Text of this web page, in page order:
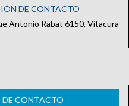
DE CONTACTO
Antonio Rabat 6150, Vitacura
DE CONTACTO